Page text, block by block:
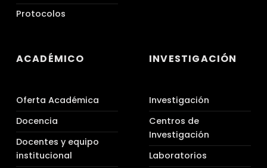
Protocolos
ACADÉMICO
Oferta Académica
Docencia
Docentes y equipo
institucional
INVESTIGACIÓN
Investigación
Centros de
Investigación
Laboratorios